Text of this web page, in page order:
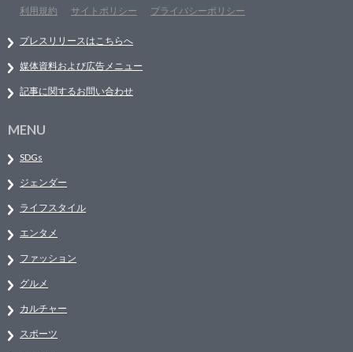
利用規約
サイトポリシー プライバシーポリシー
プレスリリースはこちらへ
媒体資料および広告メニュー
記事に関するお問い合わせ
MENU
SDGs
ジェンダー
ライフスタイル
エンタメ
ファッション
グルメ
カルチャー
スポーツ